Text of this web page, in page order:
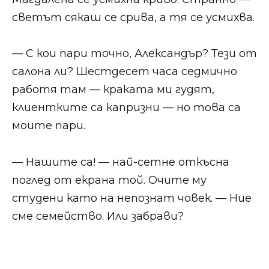
светът сякаш се срива, а тя се усмихва.
— С кои пари точно, Александър? Тези от
салона ли? Шестдесет часа седмично
работя там — краката ми гудят,
клиентките са капризни — но това са
моите пари.
— Нашите са! — най-сетне откъсна
поглед от екрана той. Очите му
студени като на непознат човек. — Ние
сме семейство. Или забрави?